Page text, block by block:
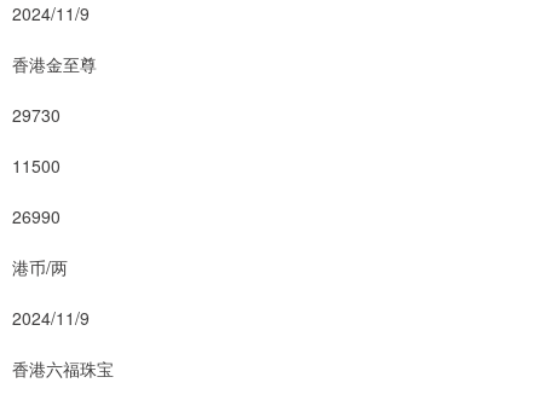
2024/11/9
香港金至尊
29730
11500
26990
港币/两
2024/11/9
香港六福珠宝